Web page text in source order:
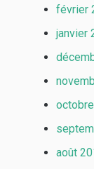
février
janvier
août